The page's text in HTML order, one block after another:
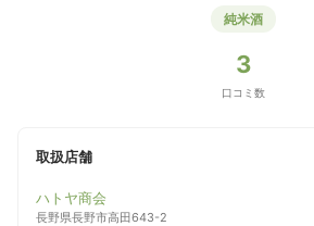
純米酒
3
口コミ数
取扱店舗
ハトヤ商会
長野県長野市高田643-2